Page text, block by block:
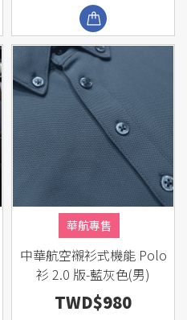
華航專售
中華航空襯衫式機能 Polo
衫 2.0 版-藍灰色(男)
TWD$980